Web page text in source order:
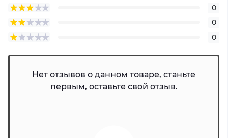
0
0
0
Нет отзывов о данном товаре, станьте
первым, оставьте свой отзыв.